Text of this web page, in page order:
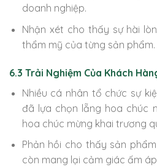
doanh nghiệp.
Nhận xét cho thấy sự hài
thẩm mỹ của từng sản phẩm.
6.3 Trải Nghiệm Của Khách
Nhiều cá nhân tổ chức sự
đã lựa chọn lẵng hoa chúc
hoa chúc mừng khai trương
Phản hồi cho thấy sản
còn mang lại cảm giác ấm